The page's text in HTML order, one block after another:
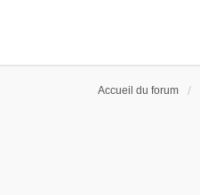
Accueil du forum